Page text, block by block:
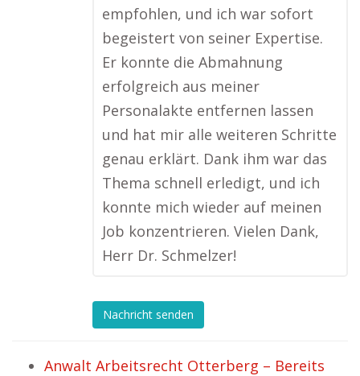
empfohlen, und ich war sofort
begeistert von seiner Expertise.
Er konnte die Abmahnung
erfolgreich aus meiner
Personalakte entfernen lassen
und hat mir alle weiteren Schritte
genau erklärt. Dank ihm war das
Thema schnell erledigt, und ich
konnte mich wieder auf meinen
Job konzentrieren. Vielen Dank,
Herr Dr. Schmelzer!
Nachricht senden
Anwalt Arbeitsrecht Otterberg – Bereits